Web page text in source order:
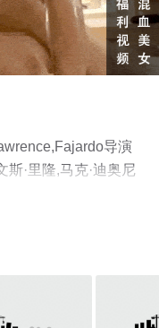
导演
·里隆,马克·迪奥尼
机免费观看高清无
解。